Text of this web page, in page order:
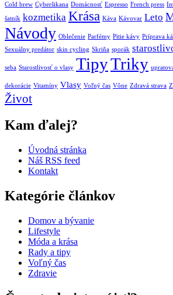
Cold brew Cyberšikana Domácnosť Espresso French press
šatník kozmetika Krása Káva Kávovar Leto
Návody Oblečenie Parfémy Pitie kávy Príprava
Sexuálny predátor skin cycling Skriňa sporák
seba Starostlivosť o vlasy TipyTriky
dekorácie Vitamíny Vlasy Voľný čas Vône Zdravá strava
Život
Kam ďalej?
Úvodná stránka
Náš RSS feed
Kontakt
Kategórie článkov
Domov a bývanie
Lifestyle
Móda a krása
Rady a tipy
Voľný čas
Zdravie